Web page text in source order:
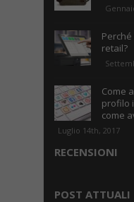
retail?
Come
profilo
come
Luglio 14th, 2017
RECENSIONI
POST ATTUALI